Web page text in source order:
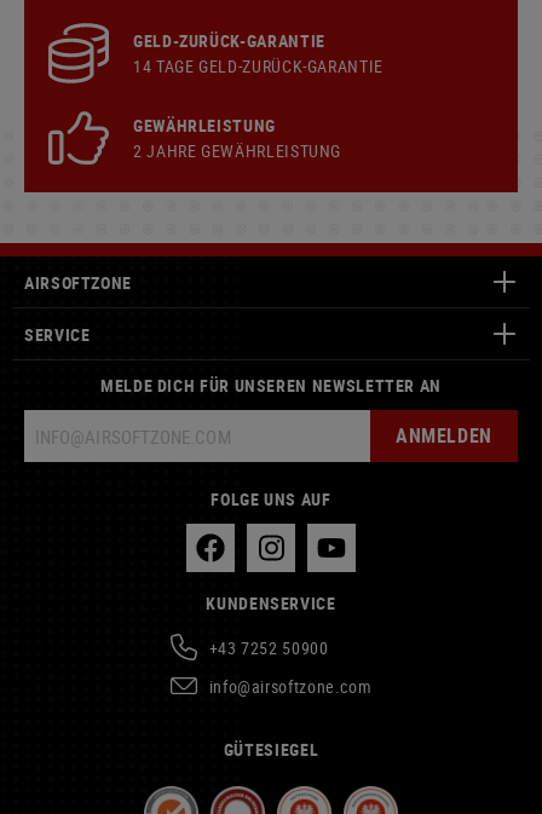
GELD-ZURÜCK-GARANTIE
14 TAGE GELD-ZURÜCK-GARANTIE
GEWÄHRLEISTUNG
2 JAHRE GEWÄHRLEISTUNG
AIRSOFTZONE
SERVICE
MELDE DICH FÜR UNSEREN NEWSLETTER AN
ANMELDEN
FOLGE UNS AUF
KUNDENSERVICE
+43 7252 50900
info@airsoftzone.com
GÜTESIEGEL